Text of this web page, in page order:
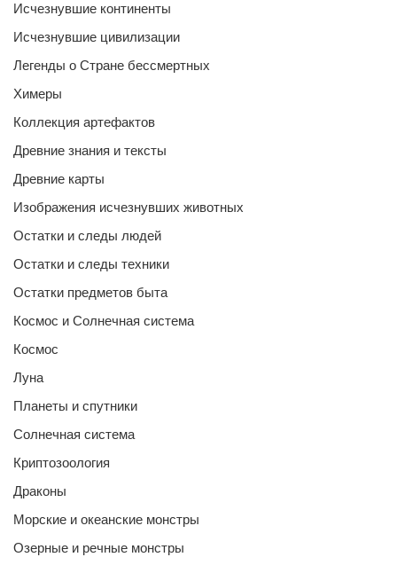
Исчезнувшие континенты
Исчезнувшие цивилизации
Легенды о Стране бессмертных
Химеры
Коллекция артефактов
Древние знания и тексты
Древние карты
Изображения исчезнувших животных
Остатки и следы людей
Остатки и следы техники
Остатки предметов быта
Космос и Солнечная система
Космос
Луна
Планеты и спутники
Солнечная система
Криптозоология
Драконы
Морские и океанские монстры
Озерные и речные монстры